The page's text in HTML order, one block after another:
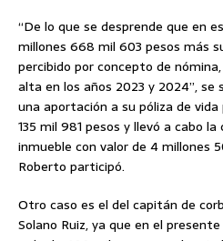
“De lo que se desprende que en
millones 668 mil 603 pesos más
percibido por concepto de
alta en los años 2023 y 2024”, se
una aportación a su póliza de
135 mil 981 pesos y llevó a cabo
inmueble con valor de 4 millones
Roberto participó.
Otro caso es el del capitán de
Solano Ruiz, ya que en el